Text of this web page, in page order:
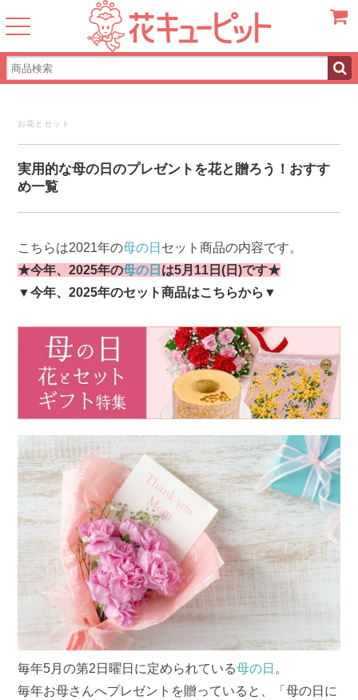
お花とセット
実用的な母の日のプレゼントを花と贈ろう！おすす
め一覧
こちらは2021年の母の日 セット商品の内容です。
★今年、2025年の母の日 は5月11日(日)です★
▼今年、2025年のセット商品はこちらから▼
毎年5月の第2日曜日に定められている母の日 。
毎年お母さんへプレゼントを贈っていると、「母の日に